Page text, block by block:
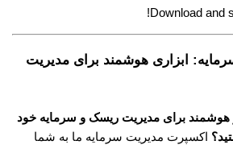
Download and
ابزاری هوشمند برای مدیریت
هوشمند برای مدیریت ریسک و سرمایه خود
اکسپرت مدیریت سرمایه ما به شما